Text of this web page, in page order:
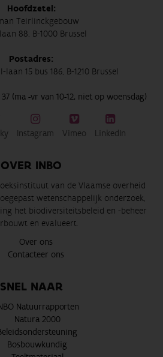
Hoofdzetel:
Teirlinckgebouw
88, B-1000 Brussel
Postadres:
15 bus 186, B-1210 Brussel
(ma -vr van 10-12, niet op woensdag)
Instagram Vimeo LinkedIn
OVER INBO
van de Vlaamse overheid
wetenschappelijk onderzoek,
het biodiversiteitsbeleid en -beheer
en evalueert.
Over ons
Contacteer ons
SNEL NAAR
Natuurrapporten
Natura 2000
Bosbouwkundig